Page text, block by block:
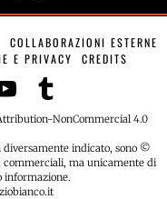
COLLABORAZIONI ESTERNE
E PRIVACY CREDITS
NonCommercial 4.0
indicato, sono ©
ma unicamente di
informazione.